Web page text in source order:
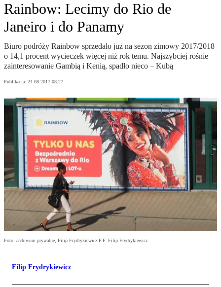
Rainbow: Lecimy do Rio de
Janeiro i do Panamy
Biuro podróży Rainbow sprzedało już na sezon zimowy 2017/2018
o 14,1 procent wycieczek więcej niż rok temu. Najszybciej rośnie
zainteresowanie Gambią i Kenią, spadło nieco – Kubą
Publikacja: 24.08.2017 08:27
Foto: archiwum prywatne, Filip Frydrykiewicz F.F. Filip Frydrykiewicz
Filip Frydrykiewicz